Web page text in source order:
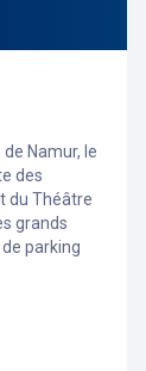
Namur, le
des
du Théâtre
grands
parking